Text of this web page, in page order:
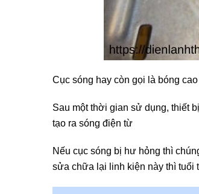
Cục sóng hay còn gọi là bóng
Sau một thời gian sử dụng, thiết
tạo ra sóng điện từ
Nếu cục sóng bị hư hỏng thì
sửa chữa lại linh kiện này thì tuổi